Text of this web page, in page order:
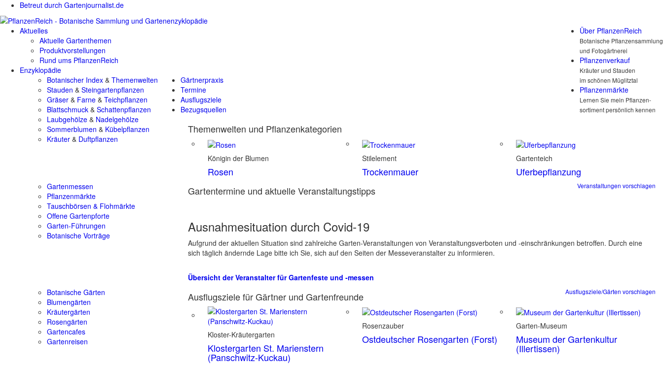
Betreut durch Gartenjournalist.de
Über PflanzenReich
Botanische Pflanzensammlung
und Fotogärtnerei
Pflanzenverkauf
Kräuter und Stauden
im schönen Müglitztal
Pflanzenmärkte
Lernen Sie mein Pflanzen-
sortiment persönlich kennen
Aktuelles
Aktuelle Gartenthemen
Produktvorstellungen
Rund ums PflanzenReich
Enzyklopädie
Botanischer Index & Themenwelten
Stauden & Steingartenpflanzen
Gräser & Farne & Teichpflanzen
Blattschmuck & Schattenpflanzen
Laubgehölze & Nadelgehölze
Sommerblumen & Kübelpflanzen
Kräuter & Duftpflanzen
Themenwelten und Pflanzenkategorien
Königin der Blumen
Rosen
Stilelement
Trockenmauer
Gartenteich
Uferbepflanzung
Gärtnerpraxis
Termine
Gartenmessen
Pflanzenmärkte
Tauschbörsen & Flohmärkte
Offene Gartenpforte
Garten-Führungen
Botanische Vorträge
Veranstaltungen vorschlagen
Gartentermine und aktuelle Veranstaltungstipps
Ausnahmesituation durch Covid-19
Aufgrund der aktuellen Situation sind zahlreiche Garten-Veranstaltungen von Veranstaltungsverboten und -einschränkungen betroffen. Durch eine
sich täglich ändernde Lage bitte ich Sie, sich auf den Seiten der Messeveranstalter zu informieren.
Übersicht der Veranstalter für Gartenfeste und -messen
Ausflugsziele
Botanische Gärten
Blumengärten
Kräutergärten
Rosengärten
Gartencafes
Gartenreisen
Ausflugsziele/Gärten vorschlagen
Ausflugsziele für Gärtner und Gartenfreunde
Kloster-Kräutergarten
Klostergarten St. Marienstern
(Panschwitz-Kuckau)
Rosenzauber
Ostdeutscher Rosengarten (Forst)
Garten-Museum
Museum der Gartenkultur
(Illertissen)
Bezugsquellen